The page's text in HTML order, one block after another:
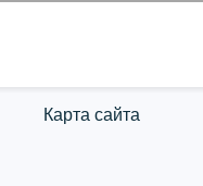
Карта сайта